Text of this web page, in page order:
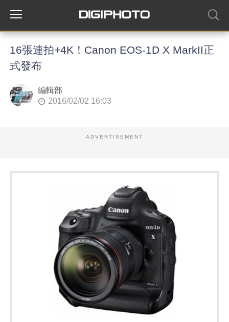
16張連拍+4K！Canon EOS-1D X MarkII正
式發布
編輯部
2016/02/02 16:03
ADVERTISEMENT